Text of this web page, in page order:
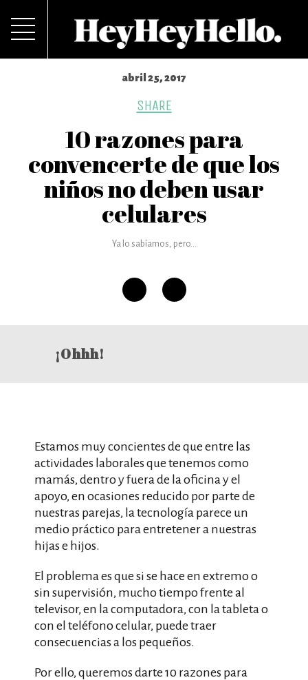
abril 25, 2017
SHARE
10 razones para
convencerte de que los
niños no deben usar
celulares
Ya lo sabíamos, pero...
¡Ohhh!
Estamos muy concientes de que entre las
actividades laborales que tenemos como
mamás, dentro y fuera de la oficina y el
apoyo, en ocasiones reducido por parte de
nuestras parejas, la tecnología parece un
medio práctico para entretener a nuestras
hijas e hijos.
El problema es que si se hace en extremo o
sin supervisión, mucho tiempo frente al
televisor, en la computadora, con la tableta o
con el teléfono celular, puede traer
consecuencias a los pequeños.
Por ello, queremos darte 10 razones para